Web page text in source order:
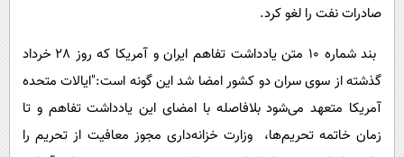
صادرات نفت را لغو کرد.
بند شماره 10 متن یادداشت تفاهم ایران و آمریکا که روز 28 خرداد
گذشته از سوی سران دو کشور امضا شد این گونه است:"ایالات متحده
آمریکا متعهد می‌شود بلافاصله با امضای این یادداشت تفاهم و تا
زمان خاتمه تحریم‌ها، وزارت خزانه‌داری مجوز معافیت از تحریم را